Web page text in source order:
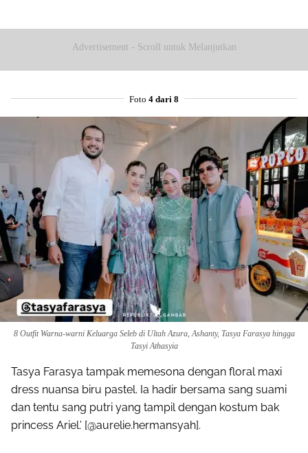
Advertisement - Scroll untuk Melanjutkan
Foto 4 dari 8
8 Outfit Warna-warni Keluarga Seleb di Ultah Azura, Ashanty, Tasya Farasya hingga
Tasyi Athasyia
Tasya Farasya tampak memesona dengan floral maxi
dress nuansa biru pastel. Ia hadir bersama sang suami
dan tentu sang putri yang tampil dengan kostum bak
princess Ariel.’ [@aurelie.hermansyah].